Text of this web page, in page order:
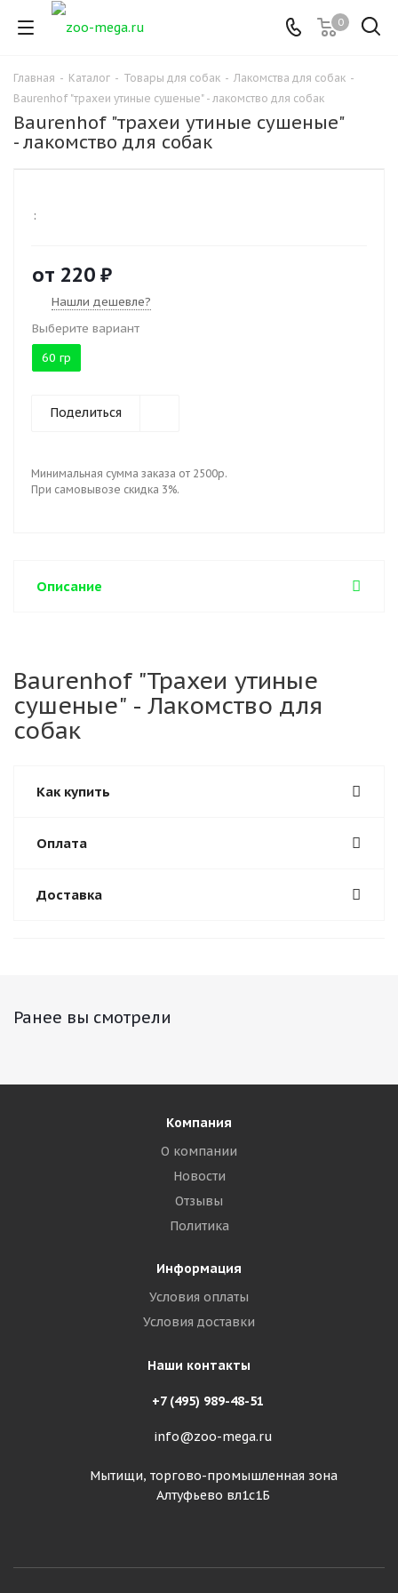
0
Главная - Каталог - Товары для собак - Лакомства для собак -
Baurenhof "трахеи утиные сушеные" - лакомство для собак
Baurenhof "трахеи утиные сушеные"
- лакомство для собак
:
от 220 ₽
Нашли дешевле?
Выберите вариант
60 гр
Поделиться
Минимальная сумма заказа от 2500р.
При самовывозе скидка 3%.
Описание
Baurenhof "Трахеи утиные
сушеные" - Лакомство для
собак
Как купить
Оплата
Доставка
Ранее вы смотрели
Компания
О компании
Новости
Отзывы
Политика
Информация
Условия оплаты
Условия доставки
Наши контакты
+7 (495) 989-48-51
info@zoo-mega.ru
Мытищи, торгово-промышленная зона
Алтуфьево вл1с1Б